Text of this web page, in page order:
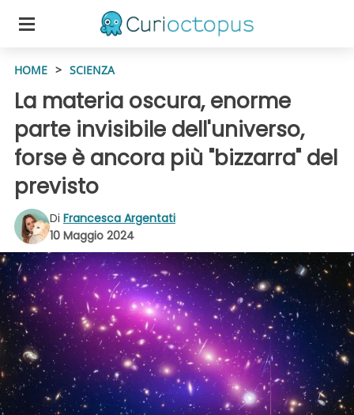
HOME > SCIENZA
La materia oscura, enorme
parte invisibile dell'universo,
forse è ancora più "bizzarra" del
previsto
Di Francesca Argentati
10 Maggio 2024